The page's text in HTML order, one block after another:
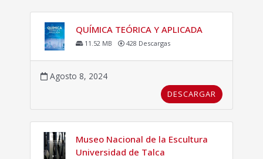
QUÍMICA TEÓRICA Y APLICADA
11.52 MB 428 Descargas
Agosto 8, 2024
DESCARGAR
Museo Nacional de la Escultura
Universidad de Talca